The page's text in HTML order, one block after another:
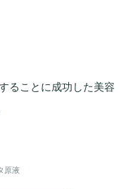
ることに成功した美容
もが安心してお使いい
原液